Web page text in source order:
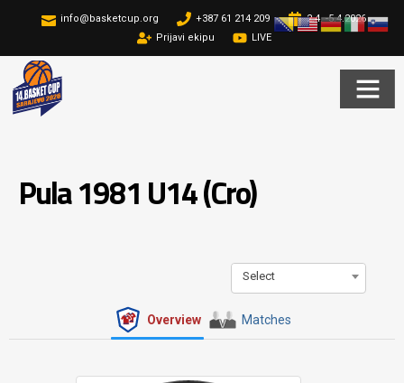
info@basketcup.org +387 61 214 209
2.4. -5.4.2026
Prijavi ekipu
LIVE
Pula 1981 U14 (Cro)
Select
Overview Matches